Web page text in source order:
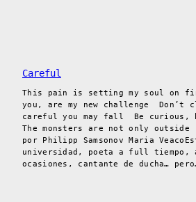
Careful
This pain is setting my soul on
you, are my new challenge Don’t
careful you may fall Be curious,
The monsters are not only
por Philipp Samsonov Maria
universidad, poeta a full tiempo,
ocasiones, cantante de ducha…